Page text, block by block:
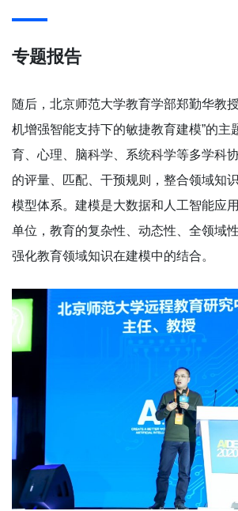
专题报告
随后，北京师范大学教育学部郑勤华教
机增强智能支持下的敏捷教育建模”的主
育、心理、脑科学、系统科学等多学科
的评量、匹配、干预规则，整合领域知
模型体系。建模是大数据和人工智能应
单位，教育的复杂性、动态性、全领域
强化教育领域知识在建模中的结合。